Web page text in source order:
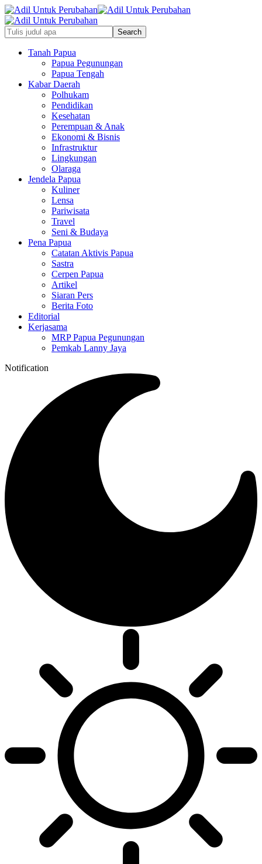
Tanah Papua
Papua Pegunungan
Papua Tengah
Kabar Daerah
Polhukam
Pendidikan
Kesehatan
Perempuan & Anak
Ekonomi & Bisnis
Infrastruktur
Lingkungan
Olaraga
Jendela Papua
Kuliner
Lensa
Pariwisata
Travel
Seni & Budaya
Pena Papua
Catatan Aktivis Papua
Sastra
Cerpen Papua
Artikel
Siaran Pers
Berita Foto
Editorial
Kerjasama
MRP Papua Pegunungan
Pemkab Lanny Jaya
Notification